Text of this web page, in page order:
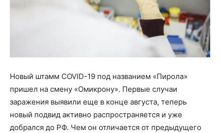
Новый штамм COVID-19 под названием «Пирола»
пришел на смену «Омикрону». Первые случаи
заражения выявили еще в конце августа, теперь
новый подвид активно распространяется и уже
добрался до РФ. Чем он отличается от предыдущего